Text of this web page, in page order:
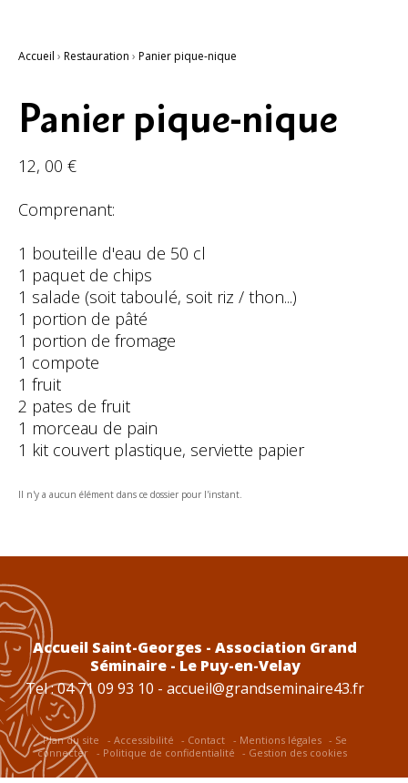
Accueil › Restauration › Panier pique-nique
Panier pique-nique
12, 00 €
Comprenant:
1 bouteille d'eau de 50 cl
1 paquet de chips
1 salade (soit taboulé, soit riz / thon...)
1 portion de pâté
1 portion de fromage
1 compote
1 fruit
2 pates de fruit
1 morceau de pain
1 kit couvert plastique, serviette papier
Il n'y a aucun élément dans ce dossier pour l'instant.
Accueil Saint-Georges - Association Grand
Séminaire - Le Puy-en-Velay
Tel : 04 71 09 93 10 - accueil@grandseminaire43.fr
Plan du site Accessibilité Contact Mentions légales
Se
connecter
Politique de confidentialité Gestion des cookies